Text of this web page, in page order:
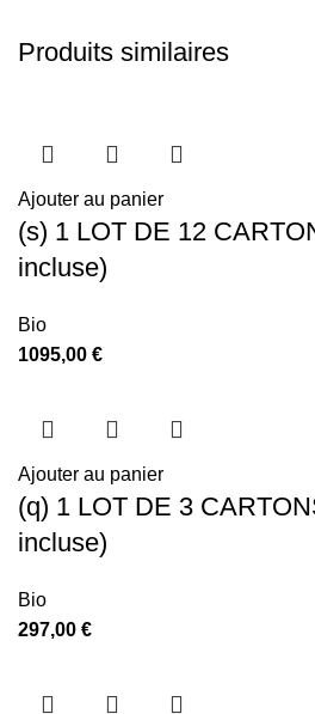
Produits similaires
Ajouter au panier
(s) 1 LOT DE 12
incluse)
Bio
1095,00 €
Ajouter au panier
(q) 1 LOT DE 3
incluse)
Bio
297,00 €